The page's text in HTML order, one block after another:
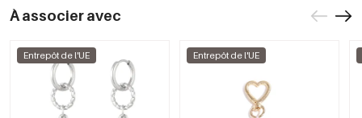
À associer avec
Entrepôt de l'UE Entrepôt de l'UE